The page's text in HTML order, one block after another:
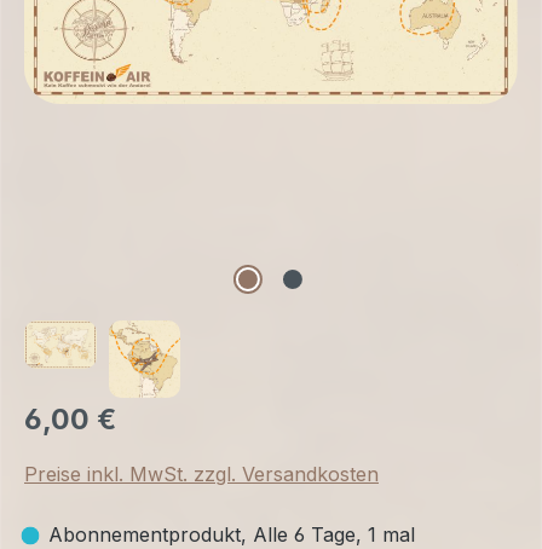
6,00 €
Preise inkl. MwSt. zzgl. Versandkosten
Abonnementprodukt, Alle 6 Tage, 1 mal